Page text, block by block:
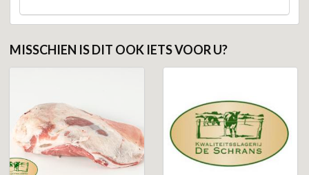
MISSCHIEN IS DIT OOK IETS VOOR U?